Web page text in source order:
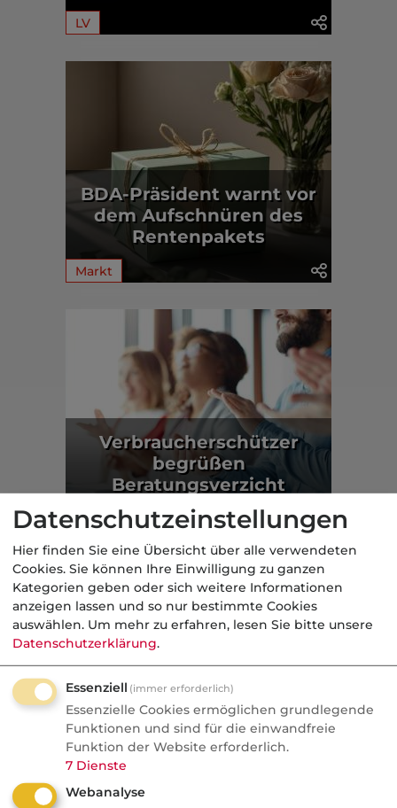
LV
BDA-Präsident warnt vor
dem Aufschnüren des
Rentenpakets
Markt
Verbraucherschützer
begrüßen
Beratungsverzicht
geförderte AV
Aus der dvb-Redaktion
Politik
GKV-Beiträge als Instrument
der Industriepolitik
Die Vorsitzende des Gemeinsamen
Bundesausschusses hat im Interview
einen Satz gesagt, den man zweimal
Datenschutzeinstellungen
Hier finden Sie eine Übersicht über alle verwendeten
Cookies. Sie können Ihre Einwilligung zu ganzen
Kategorien geben oder sich weitere Informationen
anzeigen lassen und so nur bestimmte Cookies
auswählen. Um mehr zu erfahren, lesen Sie bitte unsere
Datenschutzerklärung.
Essenziell (immer erforderlich)
Essenzielle Cookies ermöglichen grundlegende
Funktionen und sind für die einwandfreie
Funktion der Website erforderlich.
7 Dienste
Webanalyse